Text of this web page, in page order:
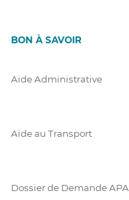
BON À SAVOIR
Aide Administrative
Aide au Transport
Dossier de Demande APA